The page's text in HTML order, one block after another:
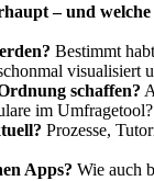
– und
Bestimmt
visualisiert
schaffen?
im
Prozesse,
Apps? Wie auch